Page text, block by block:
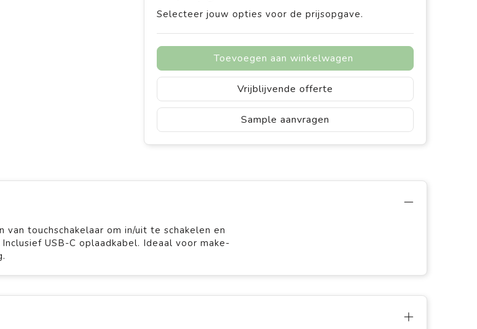
Selecteer jouw opties voor de prijsopgave.
Toevoegen aan winkelwagen
Vrijblijvende offerte
Sample aanvragen
touchschakelaar om in/uit te schakelen en
USB-C oplaadkabel. Ideaal voor make-